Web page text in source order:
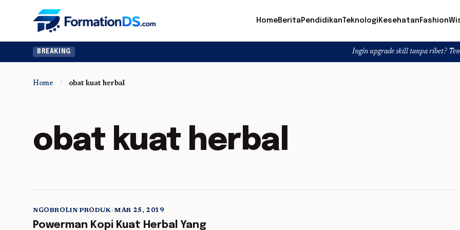
HomeBerita PendidikanTeknologi Kesehatan Fashion
BREAKING Ingin upgrade skill tanpa ribet? Temukan
Home / obat kuat herbal
obat kuat herbal
5 min read
NGOBROLIN PRODUK•MAR 25, 2019
Powerman Kopi Kuat Herbal Yang